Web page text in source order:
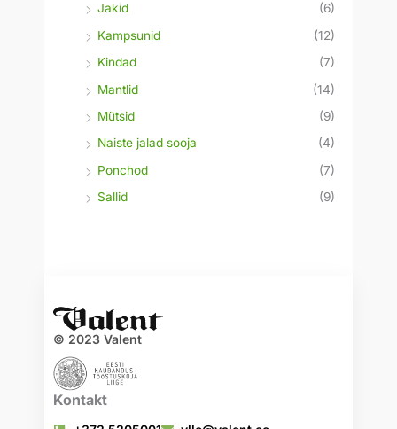
Jakid
(6)
Kampsunid
(12)
Kindad
(7)
Mantlid
(14)
Mütsid
(9)
Naiste jalad sooja
(4)
Ponchod
(7)
Sallid
(9)
© 2023 Valent
Kontakt